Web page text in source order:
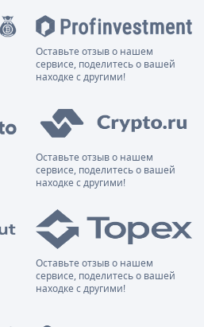
Оставьте отзыв о нашем
сервисе, поделитесь о вашей
находке с другими!
Оставьте отзыв о нашем
сервисе, поделитесь о вашей
находке с другими!
Оставьте отзыв о нашем
сервисе, поделитесь о вашей
находке с другими!